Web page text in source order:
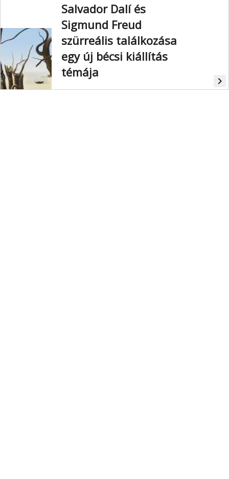
Salvador Dalí és
Sigmund Freud
szürreális találkozása
egy új bécsi kiállítás
témája
Salvador Dalí és Sigmund Freud. A
navigate_next